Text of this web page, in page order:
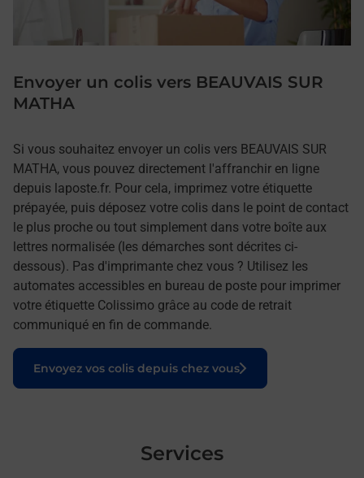
Envoyer un colis vers BEAUVAIS SUR
MATHA
Si vous souhaitez envoyer un colis vers BEAUVAIS SUR
MATHA, vous pouvez directement l'affranchir en ligne
depuis laposte.fr. Pour cela, imprimez votre étiquette
prépayée, puis déposez votre colis dans le point de contact
le plus proche ou tout simplement dans votre boîte aux
lettres normalisée (les démarches sont décrites ci-
dessous). Pas d'imprimante chez vous ? Utilisez les
automates accessibles en bureau de poste pour imprimer
votre étiquette Colissimo grâce au code de retrait
communiqué en fin de commande.
Envoyez vos colis depuis chez vous
Le lien s'ouvre dans un nouvel onglet
Services